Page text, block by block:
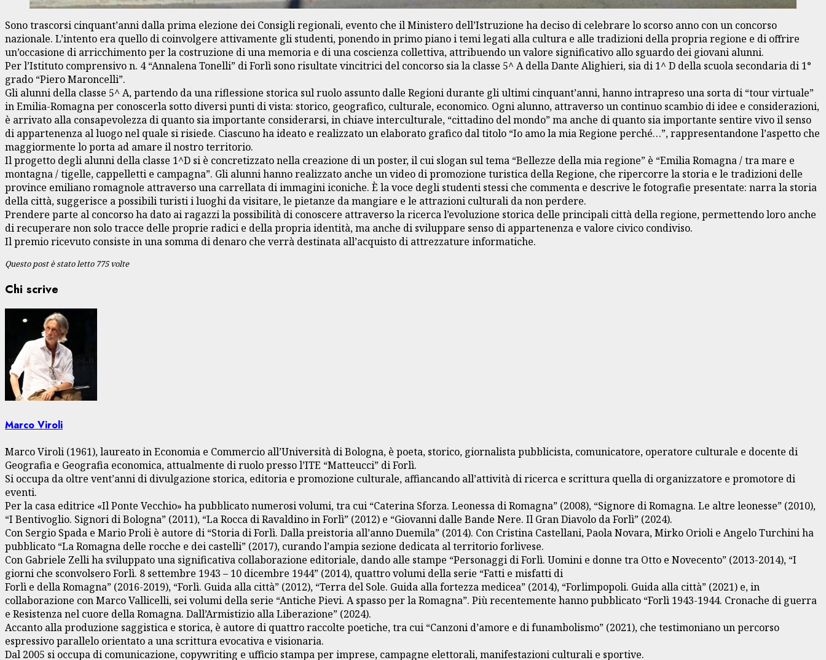
Sono trascorsi cinquant’anni dalla prima elezione dei Consigli regionali, evento che il Ministero dell’Istruzione ha deciso di celebrare lo scorso anno con un concorso
nazionale. L’intento era quello di coinvolgere attivamente gli studenti, ponendo in primo piano i temi legati alla cultura e alle tradizioni della propria regione e di offrire
un’occasione di arricchimento per la costruzione di una memoria e di una coscienza collettiva, attribuendo un valore significativo allo sguardo dei giovani alunni.
Per l’Istituto comprensivo n. 4 “Annalena Tonelli” di Forlì sono risultate vincitrici del concorso sia la classe 5^ A della Dante Alighieri, sia di 1^ D della scuola secondaria di 1°
grado “Piero Maroncelli”.
Gli alunni della classe 5^ A, partendo da una riflessione storica sul ruolo assunto dalle Regioni durante gli ultimi cinquant’anni, hanno intrapreso una sorta di “tour virtuale”
in Emilia-Romagna per conoscerla sotto diversi punti di vista: storico, geografico, culturale, economico. Ogni alunno, attraverso un continuo scambio di idee e considerazioni,
è arrivato alla consapevolezza di quanto sia importante considerarsi, in chiave interculturale, “cittadino del mondo” ma anche di quanto sia importante sentire vivo il senso
di appartenenza al luogo nel quale si risiede. Ciascuno ha ideato e realizzato un elaborato grafico dal titolo “Io amo la mia Regione perché…”, rappresentandone l’aspetto che
maggiormente lo porta ad amare il nostro territorio.
Il progetto degli alunni della classe 1^D si è concretizzato nella creazione di un poster, il cui slogan sul tema “Bellezze della mia regione” è “Emilia Romagna / tra mare e
montagna / tigelle, cappelletti e campagna”. Gli alunni hanno realizzato anche un video di promozione turistica della Regione, che ripercorre la storia e le tradizioni delle
province emiliano romagnole attraverso una carrellata di immagini iconiche. È la voce degli studenti stessi che commenta e descrive le fotografie presentate: narra la storia
della città, suggerisce a possibili turisti i luoghi da visitare, le pietanze da mangiare e le attrazioni culturali da non perdere.
Prendere parte al concorso ha dato ai ragazzi la possibilità di conoscere attraverso la ricerca l’evoluzione storica delle principali città della regione, permettendo loro anche
di recuperare non solo tracce delle proprie radici e della propria identità, ma anche di sviluppare senso di appartenenza e valore civico condiviso.
Il premio ricevuto consiste in una somma di denaro che verrà destinata all’acquisto di attrezzature informatiche.
Questo post è stato letto 775 volte
Chi scrive
Marco Viroli
Marco Viroli (1961), laureato in Economia e Commercio all’Università di Bologna, è poeta, storico, giornalista pubblicista, comunicatore, operatore culturale e docente di
Geografia e Geografia economica, attualmente di ruolo presso l’ITE “Matteucci” di Forlì.
Si occupa da oltre vent’anni di divulgazione storica, editoria e promozione culturale, affiancando all’attività di ricerca e scrittura quella di organizzatore e promotore di
eventi.
Per la casa editrice «Il Ponte Vecchio» ha pubblicato numerosi volumi, tra cui “Caterina Sforza. Leonessa di Romagna” (2008), “Signore di Romagna. Le altre leonesse” (2010),
“I Bentivoglio. Signori di Bologna” (2011), “La Rocca di Ravaldino in Forlì” (2012) e “Giovanni dalle Bande Nere. Il Gran Diavolo da Forlì” (2024).
Con Sergio Spada e Mario Proli è autore di “Storia di Forlì. Dalla preistoria all’anno Duemila” (2014). Con Cristina Castellani, Paola Novara, Mirko Orioli e Angelo Turchini ha
pubblicato “La Romagna delle rocche e dei castelli” (2017), curando l’ampia sezione dedicata al territorio forlivese.
Con Gabriele Zelli ha sviluppato una significativa collaborazione editoriale, dando alle stampe “Personaggi di Forlì. Uomini e donne tra Otto e Novecento” (2013-2014), “I
giorni che sconvolsero Forlì. 8 settembre 1943 – 10 dicembre 1944” (2014), quattro volumi della serie “Fatti e misfatti di
Forlì e della Romagna” (2016-2019), “Forlì. Guida alla città” (2012), “Terra del Sole. Guida alla fortezza medicea” (2014), “Forlimpopoli. Guida alla città” (2021) e, in
collaborazione con Marco Vallicelli, sei volumi della serie “Antiche Pievi. A spasso per la Romagna”. Più recentemente hanno pubblicato “Forlì 1943-1944. Cronache di guerra
e Resistenza nel cuore della Romagna. Dall’Armistizio alla Liberazione” (2024).
Accanto alla produzione saggistica e storica, è autore di quattro raccolte poetiche, tra cui “Canzoni d’amore e di funambolismo” (2021), che testimoniano un percorso
espressivo parallelo orientato a una scrittura evocativa e visionaria.
Dal 2005 si occupa di comunicazione, copywriting e ufficio stampa per imprese, campagne elettorali, manifestazioni culturali e sportive.